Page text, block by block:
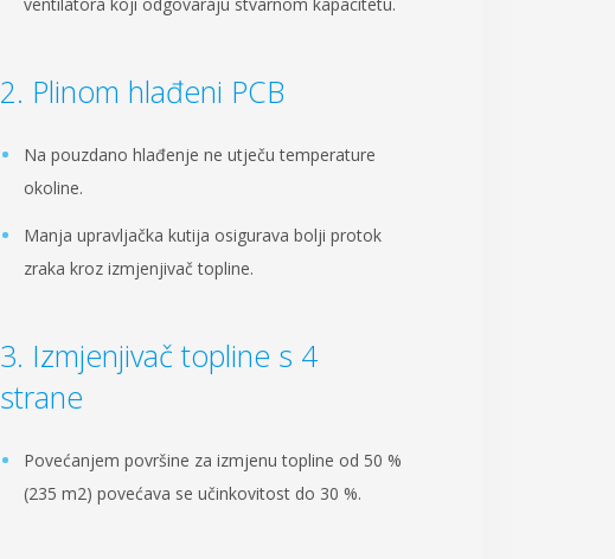
Plinom hlađeni PCB
Na pouzdano hlađenje ne utječu temperature
okoline.
Manja upravljačka kutija osigurava bolji protok
zraka kroz izmjenjivač topline.
Izmjenjivač topline s 4
strane
Povećanjem površine za izmjenu topline od 50 %
(235 m2) povećava se učinkovitost do 30 %.